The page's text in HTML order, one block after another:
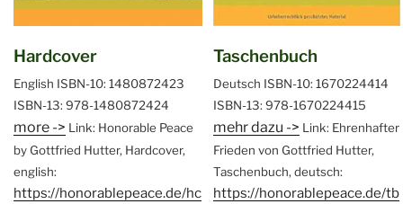
Hardcover
English ISBN-10: 1480872423
ISBN-13: 978-1480872424
more -> Link: Honorable Peace
by Gottfried Hutter, Hardcover,
english:
https://honorablepeace.de/hc
Taschenbuch
Deutsch ISBN-10: 1670224414
ISBN-13: 978-1670224415
mehr dazu -> Link: Ehrenhafter
Frieden von Gottfried Hutter,
Taschenbuch, deutsch:
https://honorablepeace.de/tb